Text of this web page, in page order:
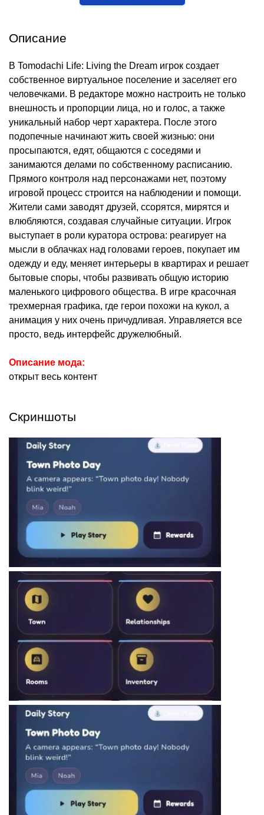
Описание
В Tomodachi Life: Living the Dream игрок создает
собственное виртуальное поселение и заселяет его
человечками. В редакторе можно настроить не только
внешность и пропорции лица, но и голос, а также
уникальный набор черт характера. После этого
подопечные начинают жить своей жизнью: они
просыпаются, едят, общаются с соседями и
занимаются делами по собственному расписанию.
Прямого контроля над персонажами нет, поэтому
игровой процесс строится на наблюдении и помощи.
Жители сами заводят друзей, ссорятся, мирятся и
влюбляются, создавая случайные ситуации. Игрок
выступает в роли куратора острова: реагирует на
мысли в облачках над головами героев, покупает им
одежду и еду, меняет интерьеры в квартирах и решает
бытовые споры, чтобы развивать общую историю
маленького цифрового общества. В игре красочная
трехмерная графика, где герои похожи на кукол, а
анимация у них очень причудливая. Управляется все
просто, ведь интерфейс дружелюбный.
Описание мода:
открыт весь контент
Скриншоты